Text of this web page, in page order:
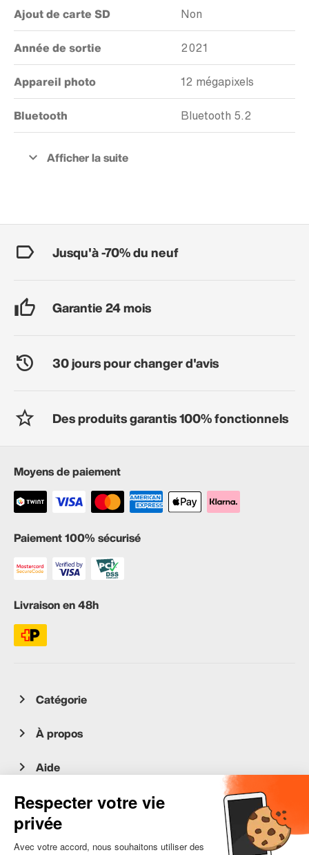
Ajout de carte SD Non
Année de sortie 2021
Appareil photo 12 mégapixels
Bluetooth Bluetooth 5.2
Jusqu'à -70% du neuf
Garantie 24 mois
30 jours pour changer d'avis
Des produits garantis 100% fonctionnels
Moyens de paiement
Paiement 100% sécurisé
Livraison en 48h
Catégorie
À propos
Aide
Service client
occasion.migros.mobile@recommerce.com